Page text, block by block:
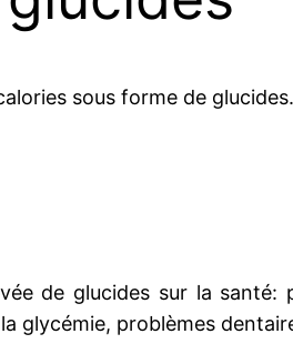
sous forme de
de glucides sur la santé:
glycémie, problèmes